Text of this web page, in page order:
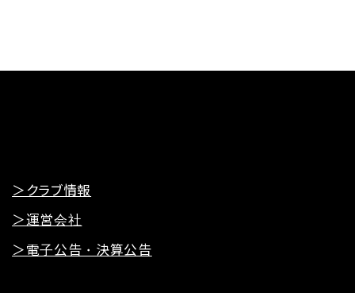
＞クラブ情報
＞運営会社
＞電子公告・決算公告